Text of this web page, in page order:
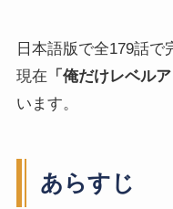
日本語版で全179話
現在 「俺だけレベル
います。
あらすじ